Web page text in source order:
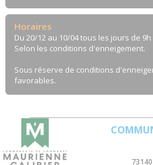
Horaires
Du 20/12 au 10/04 tous les jours de 9h
Selon les conditions d'enneigement.
Sous réserve de conditions
favorables.